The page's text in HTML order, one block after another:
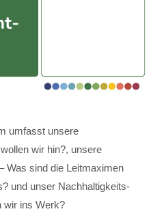
umfasst unsere
wir hin?, unsere
Was sind die Leitmaximen
und unser Nachhaltigkeits-
wir ins Werk?